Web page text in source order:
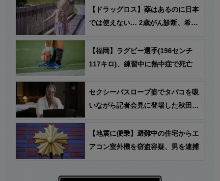
【ドラッグロス】薬はあるのに日本
では使えない… 2歳がん診断、希望
【福岡】ラグビー選手(196センチ
117キロ)、練習中に熱中症で死亡
セクシーバスローブ姿でタバコを吸
いながら記者会見に登場した秋田県
ラブホテル、“ドルフィンイマージ
ュ202号室”からのリモートだった
【地震に便乗】避難中の住宅からエ
アコン室外機を窃盗容疑、男を逮捕